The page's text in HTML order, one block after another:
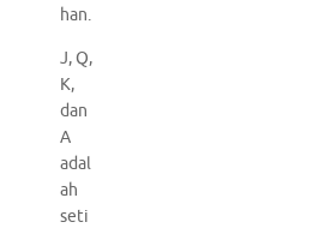
han.
J, Q,
K,
dan
A
adal
ah
seti